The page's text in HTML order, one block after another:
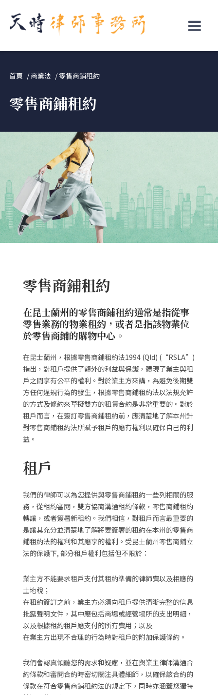
Skip
首頁 商業法 零售商鋪租約
零售商鋪租約
零售商鋪租約
在昆士蘭州的零售商鋪租約通常是指從事
零售業務的物業租約，或者是指該物業位
於零售商鋪的購物中心。
在昆士蘭州，根據零售商鋪租約法1994 (Qld) (“RSLA”)
指出，對租戶提供了額外的利益與保護，體現了業主與租
戶之間享有公平的權利。對於業主方來講，為避免後期雙
方任何違規行為的發生，根據零售商鋪租約法以法規允許
的方式及條約來草擬雙方的租賃合約是非常重要的。對於
租戶而言，在簽訂零售商鋪租約前，應清楚地了解本州針
對零售商鋪租約法所賦予租戶的應有權利以確保自己的利
益。
租戶
我們的律師可以為您提供與零售商鋪租約一些列相關的服
務，從租約審閱，雙方協商溝通租約條款，零售商鋪租約
轉讓，或者簽署新租約。我們相信，對租戶而言最重要的
是讓其充分並清楚地了解將要簽署的租約在本州的零售商
鋪租約法的權利和其應享的權利。受昆士蘭州零售商鋪立
法的保護下, 部分租戶權利包括但不限於：
業主方不能要求租戶支付其租約準備的律師費以及相應的
土地稅；
在租約簽訂之前，業主方必須向租戶提供清晰完整的信息
批露聲明文件，其中應包括商場或經營場所的支出明細，
以及根據租約租戶應支付的所有費用；以及
在業主方出現不合理的行為時對租戶的附加保護條約。
我們會認真傾聽您的需求和疑慮，並在與業主律師溝通合
約條款和審閱合約時密切關注具體細節，以確保該合約的
條款在符合零售商鋪租約法的規定下，同時亦涵蓋您獨特